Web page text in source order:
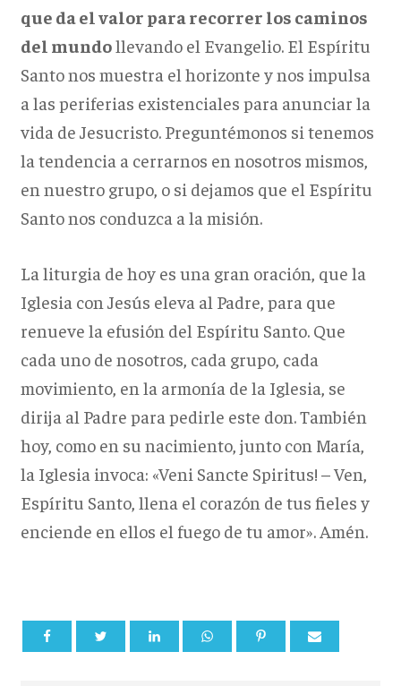
que da el valor para recorrer los caminos
del mundollevando el Evangelio. El Espíritu
Santo nos muestra el horizonte y nos impulsa
a las periferias existenciales para anunciar la
vida de Jesucristo. Preguntémonos si tenemos
la tendencia a cerrarnos en nosotros mismos,
en nuestro grupo, o si dejamos que el Espíritu
Santo nos conduzca a la misión.
La liturgia de hoy es una gran oración, que la
Iglesia con Jesús eleva al Padre, para que
renueve la efusión del Espíritu Santo. Que
cada uno de nosotros, cada grupo, cada
movimiento, en la armonía de la Iglesia, se
dirija al Padre para pedirle este don. También
hoy, como en su nacimiento, junto con María,
la Iglesia invoca: «Veni Sancte Spiritus! – Ven,
Espíritu Santo, llena el corazón de tus fieles y
enciende en ellos el fuego de tu amor». Amén.